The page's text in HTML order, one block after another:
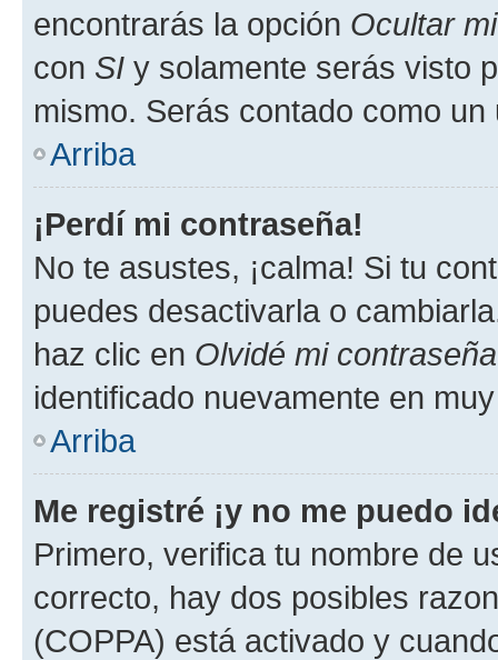
encontrarás la opción Ocultar
con SI y solamente serás visto
mismo. Serás contado como un
Arriba
¡Perdí mi contraseña!
No te asustes, ¡calma! Si tu
puedes desactivarla o
haz clic en Olvidé mi contraseña
identificado nuevamente en
Arriba
Me registré ¡y no me puedo
Primero, verifica tu nombre de
correcto, hay dos posibles
(COPPA) está activado y